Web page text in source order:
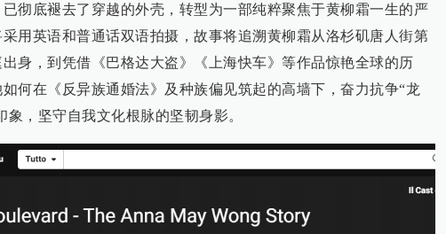
彻底褪去了穿越的外壳，转型为一部纯粹聚焦于黄柳霜一生的严
用英语和普通话双语拍摄，故事将追溯黄柳霜从洛杉矶唐人街第
身，到凭借《巴格达大盗》《上海快车》等作品惊艳全球的历
何在《反异族通婚法》及种族偏见筑起的高墙下，奋力抗争“龙
象，坚守自我文化根脉的坚韧身影。